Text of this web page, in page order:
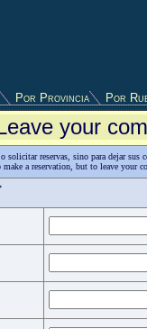
Por Provincia Por
your
reservas, sino para dejar sus
a reservation, but to leave your